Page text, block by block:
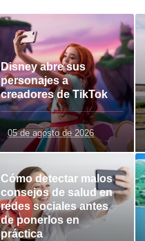
Disney abre sus
personajes a
creadores de TikTok
05 de agosto de 2026
Cómo detectar malos
consejos de salud en
redes sociales antes
de ponerlos en
práctica